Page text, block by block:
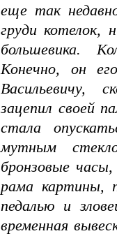
еще так
груди котелок,
большевика.
Конечно, он
Васильевичу,
зацепил своей
стала
мутным
бронзовые
рама картины,
педалью и
временная